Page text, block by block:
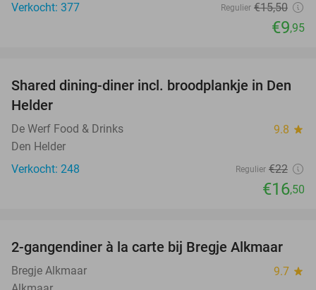
Verkocht: 377
Regulier €15,50
€9,95
25%
Shared dining-diner incl. broodplankje in Den
Helder
De Werf Food & Drinks 9.8 star
Den Helder
Verkocht: 248
Regulier €22
€16,50
12%
2-gangendiner à la carte bij Bregje Alkmaar
Bregje Alkmaar 9.7 star